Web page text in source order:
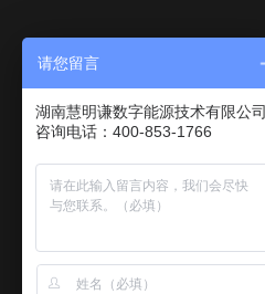
成长历程
企业文化
加入我们
请您留言
湖南慧明谦数字能源技术有限公司
咨询电话：400-853-1766